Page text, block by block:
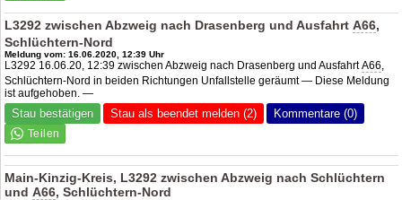
L3292 zwischen Abzweig nach Drasenberg und AusfahrtA66,
Schlüchtern-Nord
Meldung vom: 16.06.2020, 12:39 Uhr
L3292 16.06.20, 12:39 zwischen Abzweig nach Drasenberg und AusfahrtA66,
Schlüchtern-Nord in beiden Richtungen Unfallstelle geräumt — Diese Meldung
ist aufgehoben. —
Stau bestätigen Stau als beendet melden (2) Kommentare (0)
Main-Kinzig-Kreis, L3292 zwischen Abzweig nach Schlüchtern
undA66, Schlüchtern-Nord